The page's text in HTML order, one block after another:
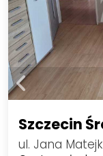
Szczecin
ul. Jana